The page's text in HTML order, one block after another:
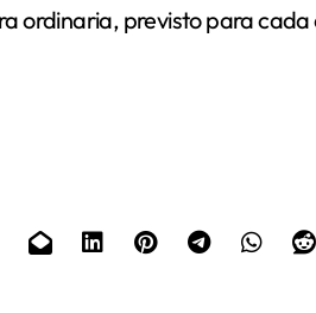
ordinaria, previsto para